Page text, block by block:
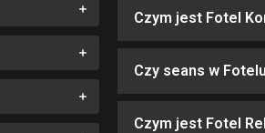
Czym jest Fotel
Czy seans w
Czym jest Fotel